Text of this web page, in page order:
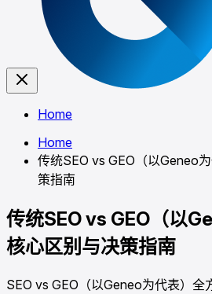
Home
Home
传统SEO vs GEO（以Geneo
策指南
传统SEO vs GEO（以
核心区别与决策指南
SEO vs GEO（以Geneo为代表）全